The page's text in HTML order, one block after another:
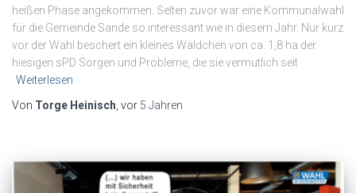
heißen Phase angekommen. Selten zuvor war eine Kommunalwahl
für die Gemeinde Sande so interessant wie in diesem Jahr. Nur kurz
vor der Wahl beschert ein kleines Wäldchen von ca. 1,8 ha der
hiesigen sPD Sorgen und Probleme, die sie vermutlich seit
Weiterlesen
Von Torge Heinisch , vor 5 Jahren